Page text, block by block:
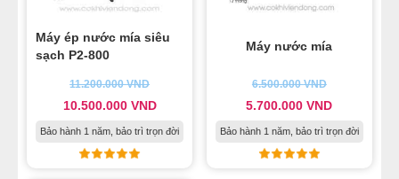
Máy ép nước mía siêu
sạch P2-800
11.200.000VND
10.500.000 VND
Bảo hành 1 năm, bảo trì trọn đời
Máy nước mía
6.500.000VND
5.700.000VND
Bảo hành 1 năm, bảo trì trọn đời